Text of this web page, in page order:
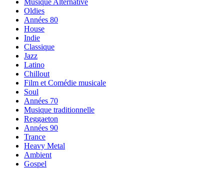
Musique Alternative
Oldies
Années 80
House
Indie
Classique
Jazz
Latino
Chillout
Film et Comédie musicale
Soul
Années 70
Musique traditionnelle
Reggaeton
Années 90
Trance
Heavy Metal
Ambient
Gospel